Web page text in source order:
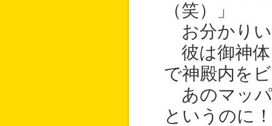
（笑）」
お分かり
彼は御神体
で神殿内を
あのマッパ
というのに！